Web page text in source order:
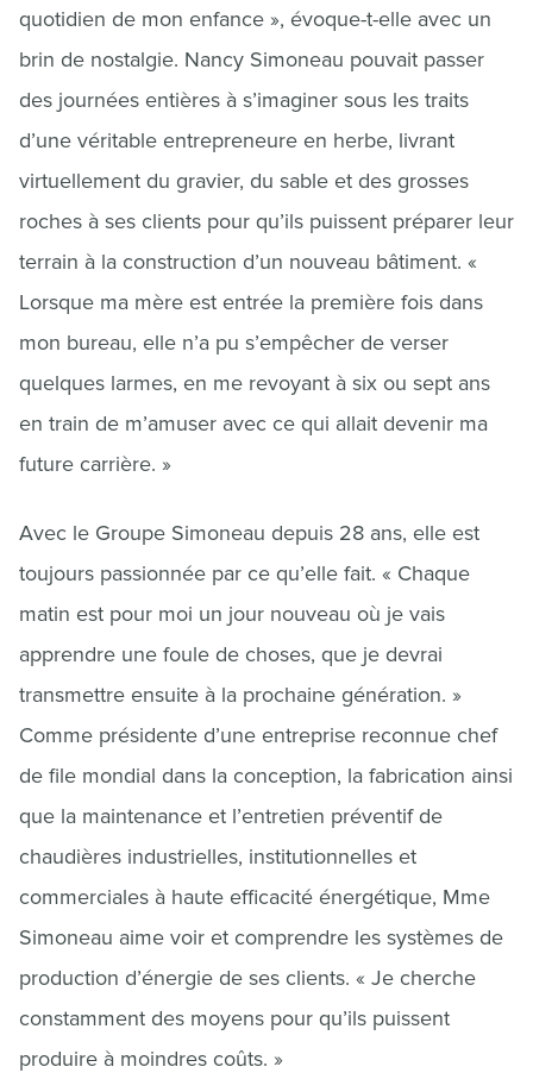
quotidien de mon enfance », évoque-t-elle avec un
brin de nostalgie. Nancy Simoneau pouvait passer
des journées entières à s’imaginer sous les traits
d’une véritable entrepreneure en herbe, livrant
virtuellement du gravier, du sable et des grosses
roches à ses clients pour qu’ils puissent préparer leur
terrain à la construction d’un nouveau bâtiment. «
Lorsque ma mère est entrée la première fois dans
mon bureau, elle n’a pu s’empêcher de verser
quelques larmes, en me revoyant à six ou sept ans
en train de m’amuser avec ce qui allait devenir ma
future carrière. »
Avec le Groupe Simoneau depuis 28 ans, elle est
toujours passionnée par ce qu’elle fait. « Chaque
matin est pour moi un jour nouveau où je vais
apprendre une foule de choses, que je devrai
transmettre ensuite à la prochaine génération. »
Comme présidente d’une entreprise reconnue chef
de file mondial dans la conception, la fabrication ainsi
que la maintenance et l’entretien préventif de
chaudières industrielles, institutionnelles et
commerciales à haute efficacité énergétique, Mme
Simoneau aime voir et comprendre les systèmes de
production d’énergie de ses clients. « Je cherche
constamment des moyens pour qu’ils puissent
produire à moindres coûts. »